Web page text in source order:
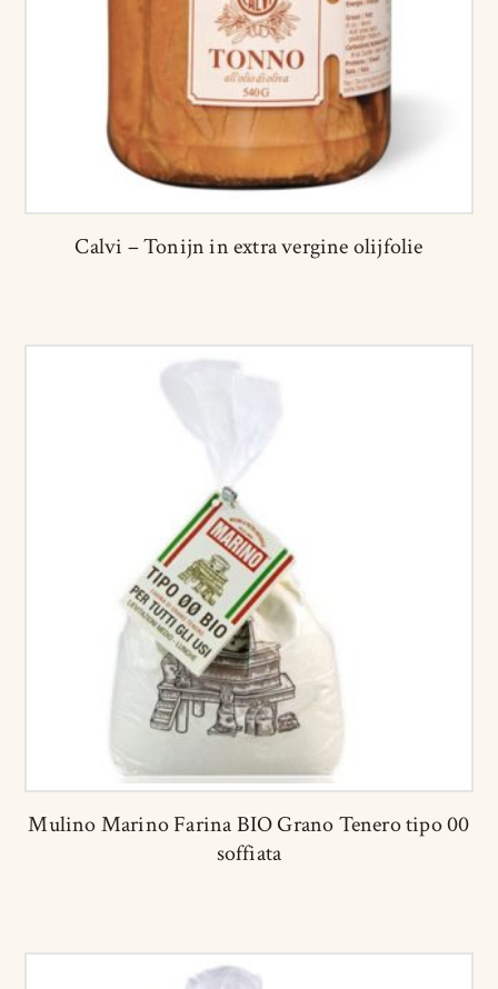
Calvi – Tonijn in extra vergine olijfolie
Mulino Marino Farina BIO Grano Tenero tipo 00
soffiata